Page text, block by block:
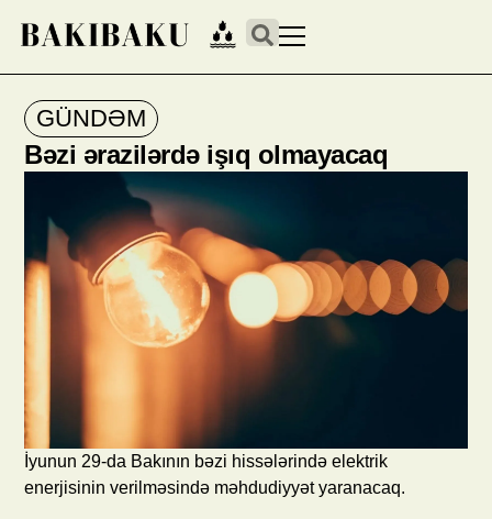
GÜNDƏM
Bəzi ərazilərdə işıq olmayacaq
İyunun 29-da Bakının bəzi hissələrində elektrik
enerjisinin verilməsində məhdudiyyət yaranacaq.